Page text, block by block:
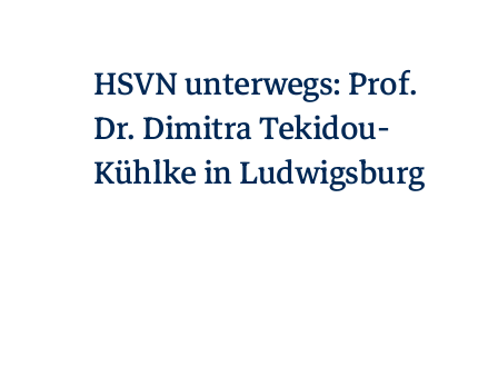
HSVN unterwegs: Prof.
Dr. Dimitra Tekidou-
Kühlke in Ludwigsburg